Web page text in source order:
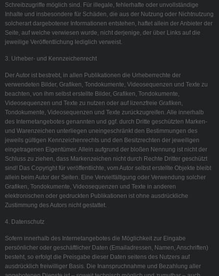
Schreibzugriffe möglich sind. Für illegale, fehlerhafte oder unvollständige
Inhalte und insbesondere für Schäden, die aus der Nutzung oder Nichtnutzung
solcherart dargebotener Informationen entstehen, haftet allein der Anbieter der
Seite, auf welche verwiesen wurde, nicht derjenige, der über Links auf die
jeweilige Veröffentlichung lediglich verweist.
3. Urheber- und Kennzeichenrecht
Der Autor ist bestrebt, in allen Publikationen die Urheberrechte der
verwendeten Bilder, Grafiken, Tondokumente, Videosequenzen und Texte zu
beachten, von ihm selbst erstellte Bilder, Grafiken, Tondokumente,
Videosequenzen und Texte zu nutzen oder auf lizenzfreie Grafiken,
Tondokumente, Videosequenzen und Texte zurückzugreifen. Alle innerhalb
des Internetangebotes genannten und ggf. durch Dritte geschützten Marken-
und Warenzeichen unterliegen uneingeschränkt den Bestimmungen des
jeweils gültigen Kennzeichenrechts und den Besitzrechten der jeweiligen
eingetragenen Eigentümer. Allein aufgrund der bloßen Nennung ist nicht der
Schluss zu ziehen, dass Markenzeichen nicht durch Rechte Dritter geschützt
sind! Das Copyright für veröffentlichte, vom Autor selbst erstellte Objekte bleibt
allein beim Autor der Seiten. Eine Vervielfältigung oder Verwendung solcher
Grafiken, Tondokumente, Videosequenzen und Texte in anderen
elektronischen oder gedruckten Publikationen ist ohne ausdrückliche
Zustimmung des Autors nicht gestattet.
4. Datenschutz
Sofern innerhalb des Internetangebotes die Möglichkeit zur Eingabe
persönlicher oder geschäftlicher Daten (Emailadressen, Namen, Anschriften)
besteht, so erfolgt die Preisgabe dieser Daten seitens des Nutzers auf
ausdrücklich freiwilliger Basis. Die Inanspruchnahme und Bezahlung aller